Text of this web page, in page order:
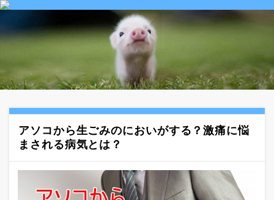
アソコから生ごみのにおいがする？激痛に悩
まされる病気とは？